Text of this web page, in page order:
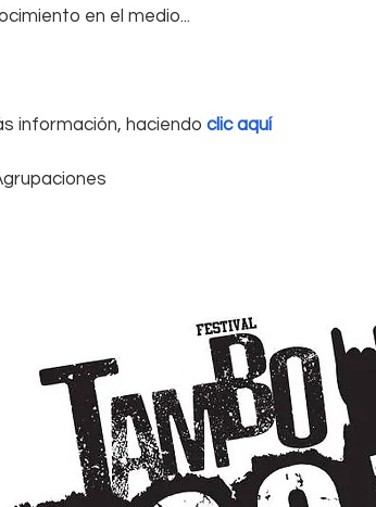
en el medio...
información, haciendo clic aquí